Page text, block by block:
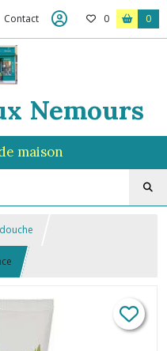
Contact 0 0
Nemours
maison